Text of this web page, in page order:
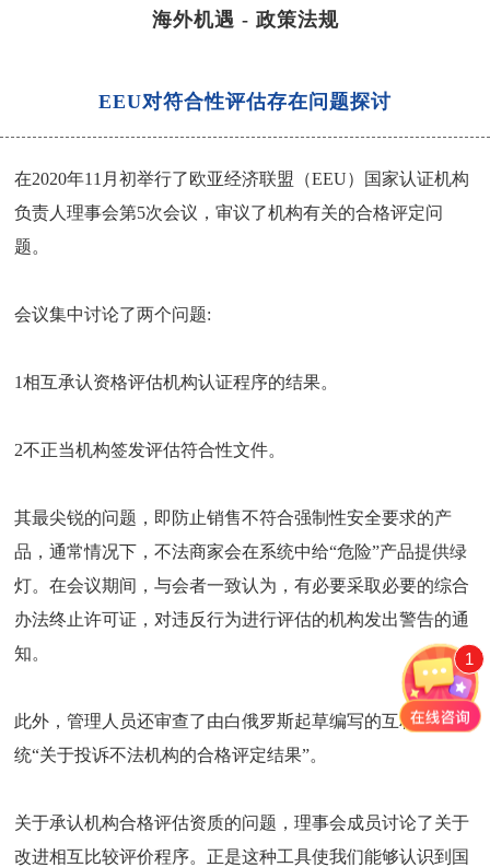
海外机遇 - 政策法规
EEU对符合性评估存在问题探讨
在2020年11月初举行了欧亚经济联盟（EEU）国家认证机构
负责人理事会第5次会议，审议了机构有关的合格评定问
题。
会议集中讨论了两个问题:
1相互承认资格评估机构认证程序的结果。
2不正当机构签发评估符合性文件。
其最尖锐的问题，即防止销售不符合强制性安全要求的产
品，通常情况下，不法商家会在系统中给“危险”产品提供绿
灯。在会议期间，与会者一致认为，有必要采取必要的综合
办法终止许可证，对违反行为进行评估的机构发出警告的通
知。
此外，管理人员还审查了由白俄罗斯起草编写的互相监管系
统“关于投诉不法机构的合格评定结果”。
关于承认机构合格评估资质的问题，理事会成员讨论了关于
改进相互比较评价程序。正是这种工具使我们能够认识到国
1